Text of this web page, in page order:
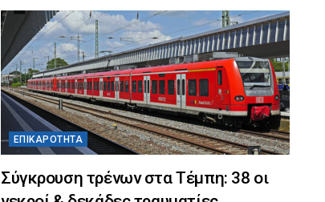
ΕΠΙΚΑΡΌΤΗΤΑ
Σύγκρουση τρένων στα Τέμπη: 38 οι